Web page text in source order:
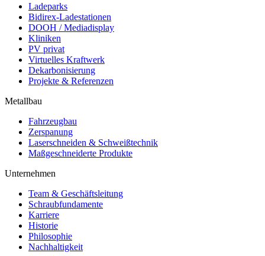
Ladeparks
Bidirex-Ladestationen
DOOH / Mediadisplay
Kliniken
PV privat
Virtuelles Kraftwerk
Dekarbonisierung
Projekte & Referenzen
Metallbau
Fahrzeugbau
Zerspanung
Laserschneiden & Schweißtechnik
Maßgeschneiderte Produkte
Unternehmen
Team & Geschäftsleitung
Schraubfundamente
Karriere
Historie
Philosophie
Nachhaltigkeit